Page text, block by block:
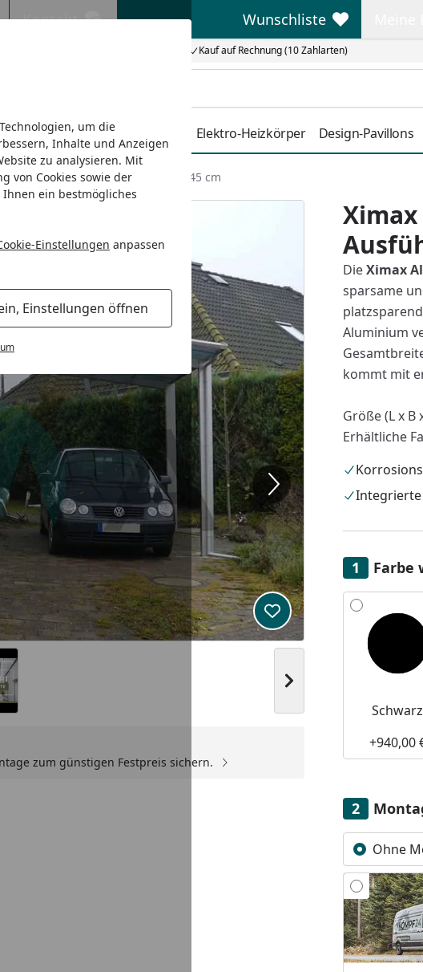
um die
Inhalte und Anzeigen
zu analysieren. Mit
von Cookies sowie der
ein bestmögliches
Einstellungen anpassen
Einstellungen öffnen
Kauf auf Rechnung (10 Zahlarten)
Kontakt Wunschliste
Wunschliste
Heizkörper Duschkabinen Elektro-Heizkörper Design-Pavillons
Typ 80 M-Ausführung 555,8 x 545 cm
Nächstes Bild anzeigen
Produkt zur
zum günstigen Festpreis sichern.
DieXimax
sparsame
Aluminium
kommt mit
Größe (L x B
Erhältliche
Integrierte
Farbe
Alle anzeigen
Schwarz
+940,00
Ohne